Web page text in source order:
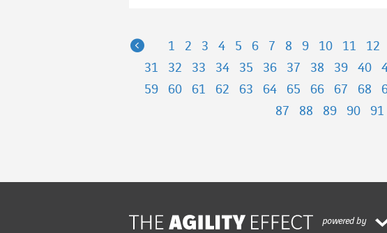
Previous
1 2 3 4 5 6 7 8 9 10 11 12
31
32 33 34 35 36 37 38 39 40
59
60 61 62 63 64 65 66 67 68
87
88 89 90 91
powered by